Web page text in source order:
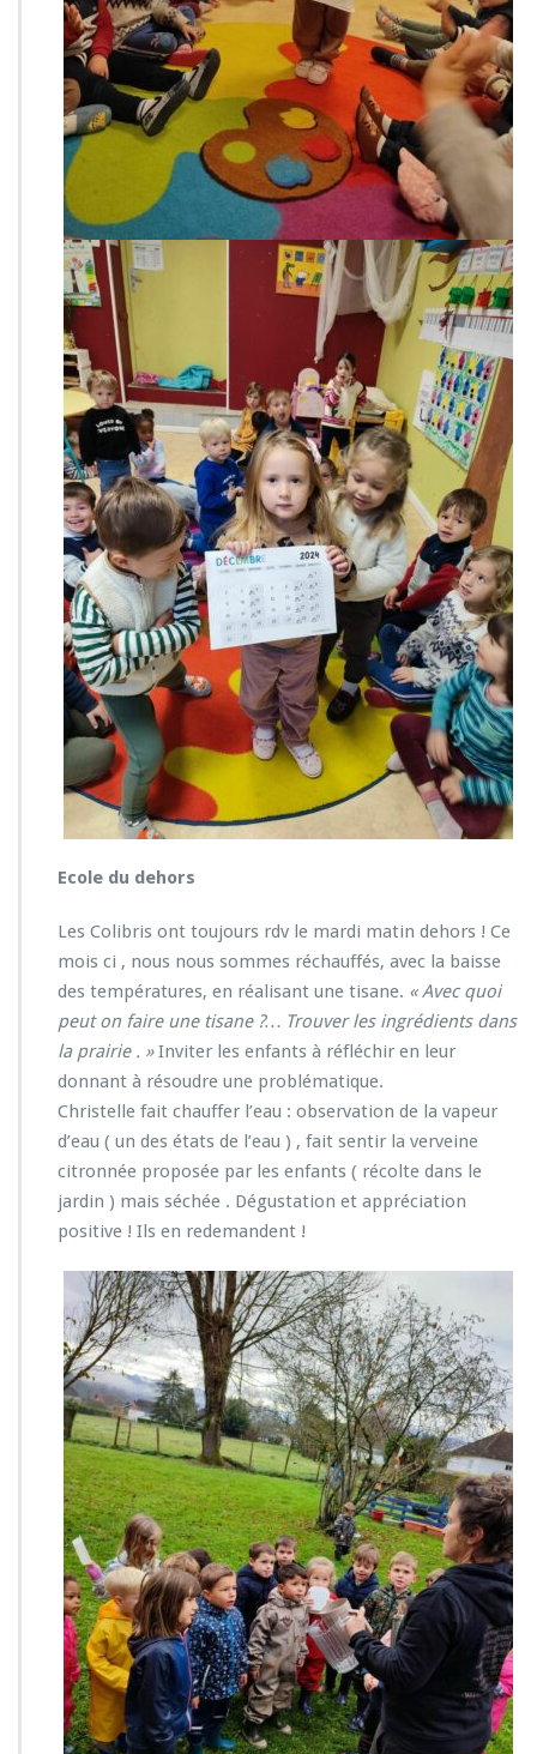
Ecole du dehors
Les Colibris ont toujours rdv le mardi matin dehors ! Ce
mois ci , nous nous sommes réchauffés, avec la baisse
des températures, en réalisant une tisane. « Avec quoi
peut on faire une tisane ?… Trouver les ingrédients dans
la prairie . »Inviter les enfants à réfléchir en leur
donnant à résoudre une problématique.
Christelle fait chauffer l’eau : observation de la vapeur
d’eau ( un des états de l’eau ) , fait sentir la verveine
citronnée proposée par les enfants ( récolte dans le
jardin ) mais séchée . Dégustation et appréciation
positive ! Ils en redemandent !